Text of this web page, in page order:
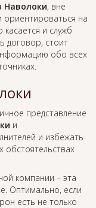
Наволоки, вне
на
и служб
договор, стоит
обо всех
представление
и
и избежать
обстоятельствах
компании – эта
Оптимально, если
есть не только